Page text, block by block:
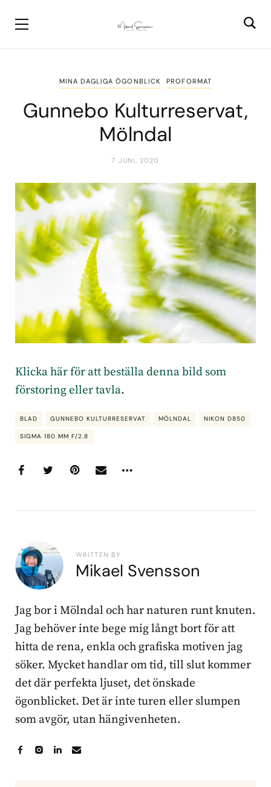
MINA DAGLIGA ÖGONBLICK PROFORMAT
Gunnebo Kulturreservat,
Mölndal
7 JUNI, 2020
Klicka här för att beställa denna bild som
förstoring eller tavla.
BLAD GUNNEBO KULTURRESERVAT MÖLNDAL NIKON D850
SIGMA 180 MM F/2.8
WRITTEN BY
Mikael Svensson
Jag bor i Mölndal och har naturen runt knuten.
Jag behöver inte bege mig långt bort för att
hitta de rena, enkla och grafiska motiven jag
söker. Mycket handlar om tid, till slut kommer
det där perfekta ljuset, det önskade
ögonblicket. Det är inte turen eller slumpen
som avgör, utan hängivenheten.